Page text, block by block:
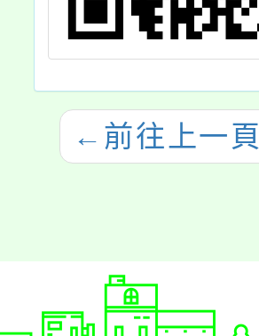
← 前往上一頁